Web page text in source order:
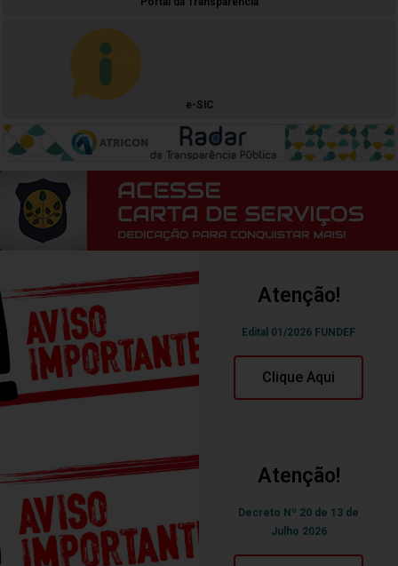
e-SIC
Atenção!
Edital 01/2026 FUNDEF
Clique Aqui
Atenção!
Decreto Nº 20 de 13 de
Julho 2026